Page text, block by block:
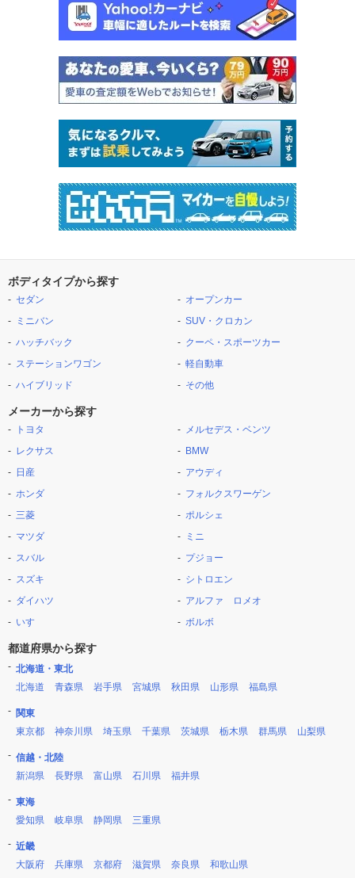
ボディタイプから探す
セダン
ミニバン
ハッチバック
ステーションワゴン
ハイブリッド
オープンカー
SUV・クロカン
クーペ・スポーツカー
軽自動車
その他
メーカーから探す
トヨタ
レクサス
日産
ホンダ
三菱
マツダ
スバル
スズキ
ダイハツ
いすゞ
メルセデス・ベンツ
BMW
アウディ
フォルクスワーゲン
ポルシェ
ミニ
プジョー
シトロエン
アルファ ロメオ
ボルボ
都道府県から探す
北海道・東北
北海道
青森県 岩手県 宮城県 秋田県 山形県 福島県
関東
東京都
神奈川県 埼玉県 千葉県 茨城県 栃木県 群馬県 山梨県
信越・北陸
新潟県
長野県 富山県 石川県 福井県
東海
愛知県
岐阜県 静岡県 三重県
近畿
大阪府
兵庫県 京都府 滋賀県 奈良県 和歌山県